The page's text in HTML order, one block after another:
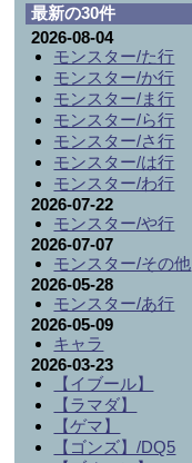
最新の30件
2026-08-04
モンスター/た行
モンスター/か行
モンスター/ま行
モンスター/ら行
モンスター/さ行
モンスター/は行
モンスター/わ行
2026-07-22
モンスター/や行
2026-07-07
モンスター/その他
2026-05-28
モンスター/あ行
2026-05-09
キャラ
2026-03-23
【イブール】
【ラマダ】
【ゲマ】
【ゴンズ】/DQ5